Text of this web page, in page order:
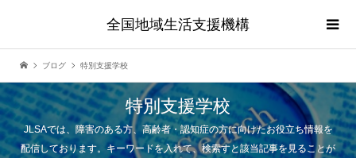
全国地域生活支援機構
ブログ 特別支援学校
特別支援学校
JLSAでは、障害のある方、高齢者・認知症の方に向けたお役立ち情報を
配信しております。キーワードを入れて、検索すと該当記事を見ることが